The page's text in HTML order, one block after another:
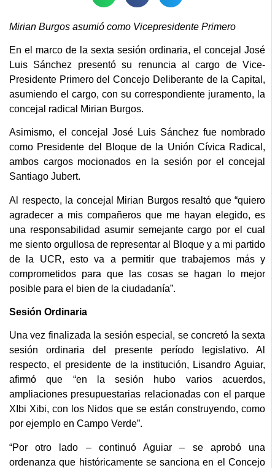
Mirian Burgos asumió como Vicepresidente Primero
En el marco de la sexta sesión ordinaria, el concejal José
Luis Sánchez presentó su renuncia al cargo de Vice-
Presidente Primero del Concejo Deliberante de la Capital,
asumiendo el cargo, con su correspondiente juramento, la
concejal radical Mirian Burgos.
Asimismo, el concejal José Luis Sánchez fue nombrado
como Presidente del Bloque de la Unión Cívica Radical,
ambos cargos mocionados en la sesión por el concejal
Santiago Jubert.
Al respecto, la concejal Mirian Burgos resaltó que “quiero
agradecer a mis compañeros que me hayan elegido, es
una responsabilidad asumir semejante cargo por el cual
me siento orgullosa de representar al Bloque y a mi partido
de la UCR, esto va a permitir que trabajemos más y
comprometidos para que las cosas se hagan lo mejor
posible para el bien de la ciudadanía”.
Sesión Ordinaria
Una vez finalizada la sesión especial, se concretó la sexta
sesión ordinaria del presente período legislativo. Al
respecto, el presidente de la institución, Lisandro Aguiar,
afirmó que “en la sesión hubo varios acuerdos,
ampliaciones presupuestarias relacionadas con el parque
XIbi Xibi, con los Nidos que se están construyendo, como
por ejemplo en Campo Verde”.
“Por otro lado – continuó Aguiar – se aprobó una
ordenanza que históricamente se sanciona en el Concejo